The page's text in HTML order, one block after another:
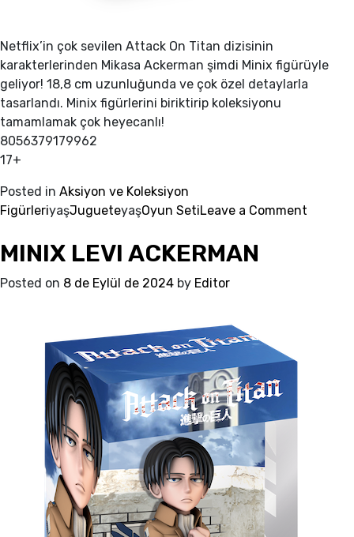
Netflix’in çok sevilen Attack On Titan dizisinin
karakterlerinden Mikasa Ackerman şimdi Minix figürüyle
geliyor! 18,8 cm uzunluğunda ve çok özel detaylarla
tasarlandı. Minix figürlerini biriktirip koleksiyonu
tamamlamak çok heyecanlı!
8056379179962
17+
Posted in Aksiyon ve Koleksiyon
FigürleriyaşJugueteyaşOyun SetiLeave a Comment
MINIX LEVI ACKERMAN
Posted on 8 de Eylül de 2024 by Editor